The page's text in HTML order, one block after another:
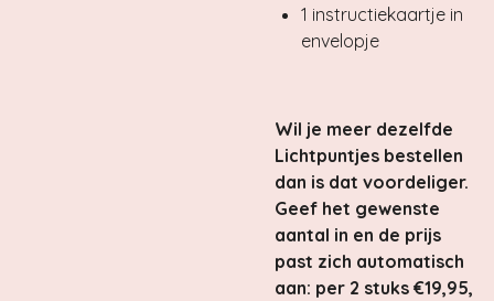
1 instructiekaartje in
envelopje
Wil je meer dezelfde
Lichtpuntjes bestellen
dan is dat voordeliger.
Geef het gewenste
aantal in en de prijs
past zich automatisch
aan: per 2 stuks €19,95,